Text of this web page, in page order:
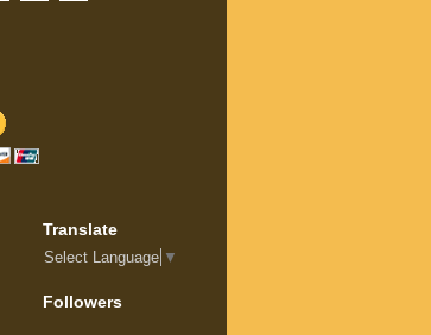
Translate
Select Language ▼
Followers